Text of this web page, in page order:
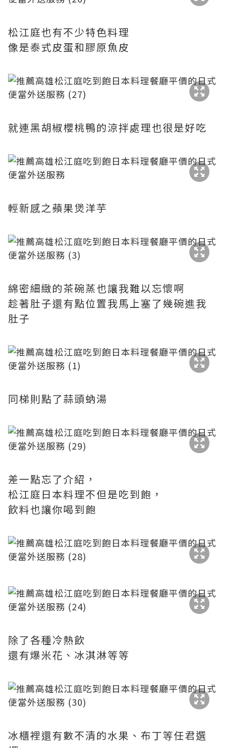
松江庭也有不少特色料理
像是泰式皮蛋和膠原魚皮
就連黑胡椒櫻桃鴨的涼拌處理也很是好吃
輕新感之蘋果煲洋芋
綿密細緻的茶碗蒸也讓我難以忘懷啊
趁著肚子還有點位置我馬上塞了幾碗進我
肚子
同梯則點了蒜頭蚋湯
差一點忘了介紹，
松江庭日本料理不但是吃到飽，
飲料也讓你喝到飽
除了各種冷熱飲
還有爆米花、冰淇淋等等
冰櫃裡還有數不清的水果、布丁等任君選